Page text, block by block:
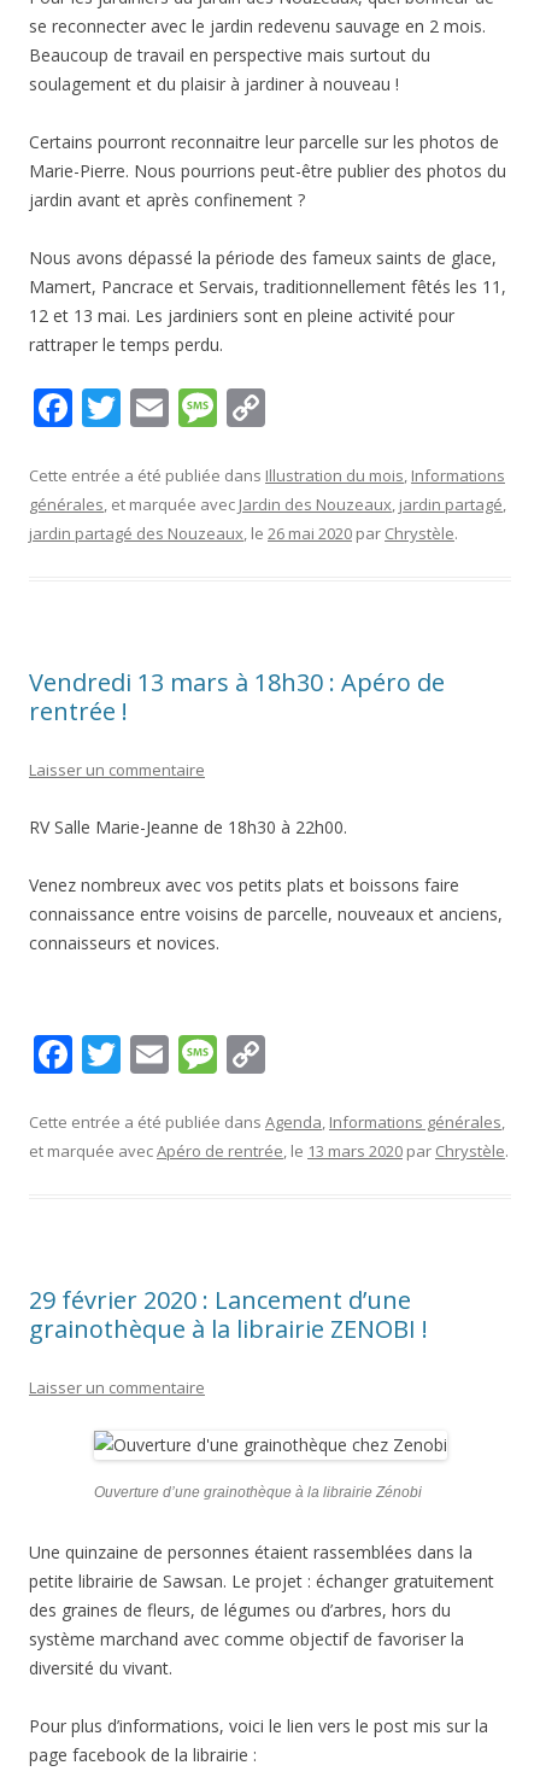
se reconnecter avec le jardin redevenu sauvage en 2 mois.
Beaucoup de travail en perspective mais surtout du
soulagement et du plaisir à jardiner à nouveau !
Certains pourront reconnaitre leur parcelle sur les photos de
Marie-Pierre. Nous pourrions peut-être publier des photos du
jardin avant et après confinement ?
Nous avons dépassé la période des fameux saints de glace,
Mamert, Pancrace et Servais, traditionnellement fêtés les 11,
12 et 13 mai. Les jardiniers sont en pleine activité pour
rattraper le temps perdu.
F
e
b
T
itt
er
E
ai
l
M
ss
a
p
y
Cette entrée a été publiée dans Illustration du mois, Informations
générales, et marquée avec Jardin des Nouzeaux, jardin partagé,
jardin partagé des Nouzeaux, le 26 mai 2020 par Chrystèle.
Vendredi 13 mars à 18h30 : Apéro de
rentrée !
Laisser un commentaire
RV Salle Marie-Jeanne de 18h30 à 22h00.
Venez nombreux avec vos petits plats et boissons faire
connaissance entre voisins de parcelle, nouveaux et anciens,
connaisseurs et novices.
F
e
b
k
T
itt
er
E
ai
l
M
ss
a
p
y
k
Cette entrée a été publiée dans Agenda, Informations générales,
et marquée avecApéro de rentrée, le 13 mars 2020 par Chrystèle.
29 février 2020 : Lancement d’une
grainothèque à la librairie ZENOBI !
Laisser un commentaire
Ouverture d’une grainothèque à la librairie Zénobi
Une quinzaine de personnes étaient rassemblées dans la
petite librairie de Sawsan. Le projet : échanger gratuitement
des graines de fleurs, de légumes ou d’arbres, hors du
système marchand avec comme objectif de favoriser la
diversité du vivant.
Pour plus d’informations, voici le lien vers le post mis sur la
page facebook de la librairie :